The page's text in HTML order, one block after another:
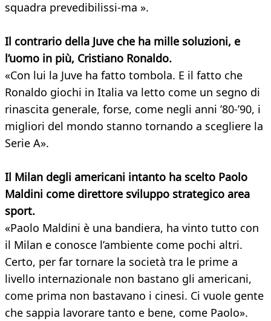
squadra prevedibilissi-ma ».
Il contrario della Juve che ha mille soluzioni, e
l’uomo in più, Cristiano Ronaldo.
«Con lui la Juve ha fatto tombola. E il fatto che
Ronaldo giochi in Italia va letto come un segno di
rinascita generale, forse, come negli anni ’80-’90, i
migliori del mondo stanno tornando a scegliere la
Serie A».
Il Milan degli americani intanto ha scelto Paolo
Maldini come direttore sviluppo strategico area
sport.
«Paolo Maldini è una bandiera, ha vinto tutto con
il Milan e conosce l’ambiente come pochi altri.
Certo, per far tornare la società tra le prime a
livello internazionale non bastano gli americani,
come prima non bastavano i cinesi. Ci vuole gente
che sappia lavorare tanto e bene, come Paolo».